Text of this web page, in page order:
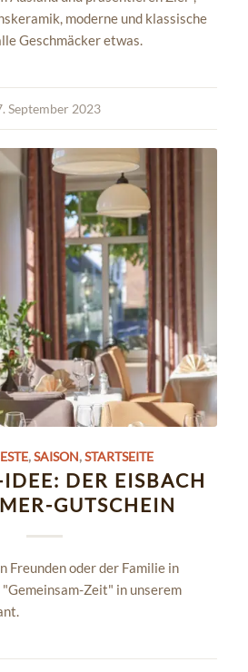
moderne und klassische
Geschmäcker etwas.
September 2023
,SAISON,STARTSEITE
DER EISBACH
GUTSCHEIN
Freunden oder der Familie in
Zeit" in unserem